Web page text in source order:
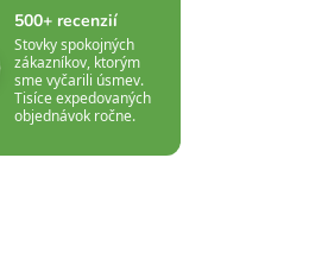
500+ recenzií
Stovky spokojných
zákazníkov, ktorým
sme vyčarili úsmev.
Tisíce expedovaných
objednávok ročne.